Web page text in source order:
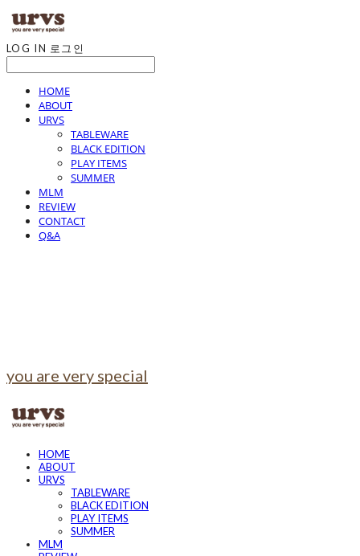
LOG IN 로그인
HOME
ABOUT
URVS
TABLEWARE
BLACK EDITION
PLAY ITEMS
SUMMER
MLM
REVIEW
CONTACT
Q&A
you are very special
HOME
ABOUT
URVS
TABLEWARE
BLACK EDITION
PLAY ITEMS
SUMMER
MLM